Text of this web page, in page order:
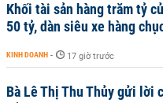
Khối tài sản hàng trăm tỷ
50 tỷ, dàn siêu xe hàng
KINH DOANH - 17 giờ trước
Bà Lê Thị Thu Thủy gửi lời